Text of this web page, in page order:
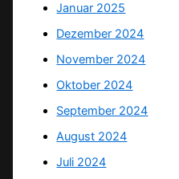
Januar 2025
Dezember 2024
November 2024
Oktober 2024
September 2024
August 2024
Juli 2024